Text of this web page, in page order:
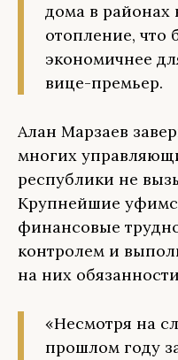
дома в районах
отопление, что
экономичнее
вице-премьер.
Алан Марзаев
многих
республики не
Крупнейшие
финансовые
контролем и
на них
«Несмотря на
прошлом году